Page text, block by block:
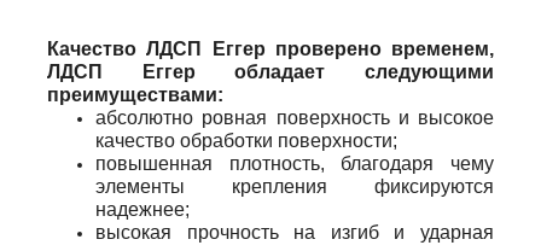
Качество ЛДСП Еггер проверено временем,
ЛДСП Еггер обладает следующими
преимуществами:
абсолютно ровная поверхность и высокое
качество обработки поверхности;
повышенная плотность, благодаря чему
элементы крепления фиксируются
надежнее;
высокая прочность на изгиб и ударная